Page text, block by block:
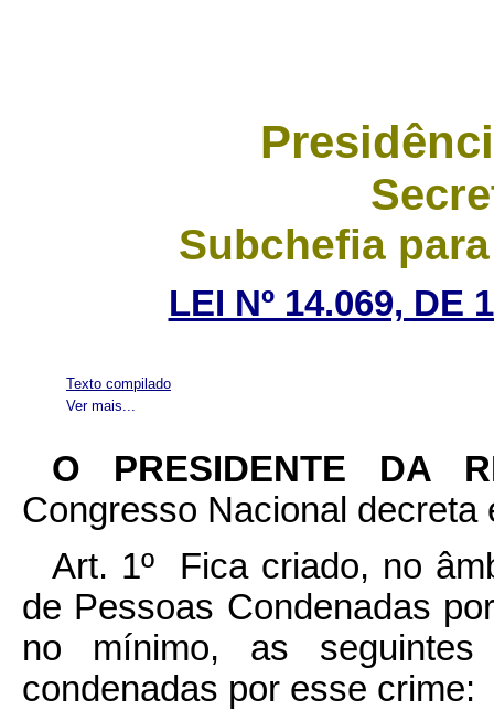
Subchefia
LEI Nº 14.069, DE
Ver mais...
Texto compilado
O PRESIDENTE DA
Congresso Nacional
Art. 1º Fica criado, no
de Pessoas Condenadas
no mínimo, as
condenadas por esse crime: